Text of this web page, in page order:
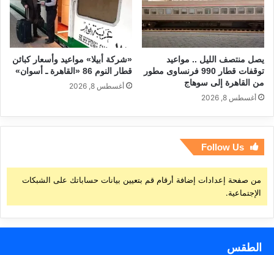
يصل منتصف الليل .. مواعيد
توقفات قطار 990 فرنساوى مطور
من القاهرة إلى سوهاج
أغسطس 8, 2026
«شركة أبيلا» مواعيد وأسعار كبائن
قطار النوم 86 «القاهرة ـ أسوان»
أغسطس 8, 2026
Follow Us
من صفحة إعدادات إضافة أرقام قم بتعيين بيانات حساباتك على الشبكات
الإجتماعية.
الطقس